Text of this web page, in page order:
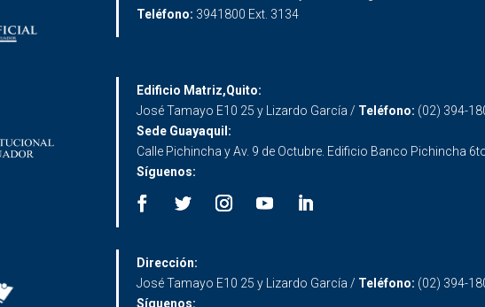
Teléfono: 3941800 Ext. 3134
Edificio Matriz,Quito:
José Tamayo E10 25 y Lizardo García / Teléfono: (02) 394-
Sede Guayaquil:
Calle Pichincha y Av. 9 de Octubre. Edificio Banco Pichincha
Síguenos:
Dirección:
José Tamayo E10 25 y Lizardo García / Teléfono: (02) 394-
Síguenos: